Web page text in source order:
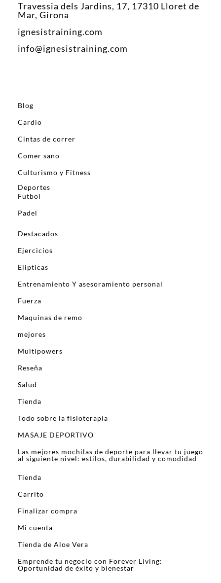
Travessia dels Jardins, 17, 17310 Lloret de
Mar, Girona
ignesistraining.com
info@ignesistraining.com
Blog
Cardio
Cintas de correr
Comer sano
Culturismo y Fitness
Deportes
Futbol
Padel
Destacados
Ejercicios
Elipticas
Entrenamiento Y asesoramiento personal
Fuerza
Maquinas de remo
mejores
Multipowers
Reseña
Salud
Tienda
Todo sobre la fisioterapia
MASAJE DEPORTIVO
Las mejores mochilas de deporte para llevar tu juego
al siguiente nivel: estilos, durabilidad y comodidad
Tienda
Carrito
Finalizar compra
Mi cuenta
Tienda de Aloe Vera
Emprende tu negocio con Forever Living:
Oportunidad de éxito y bienestar